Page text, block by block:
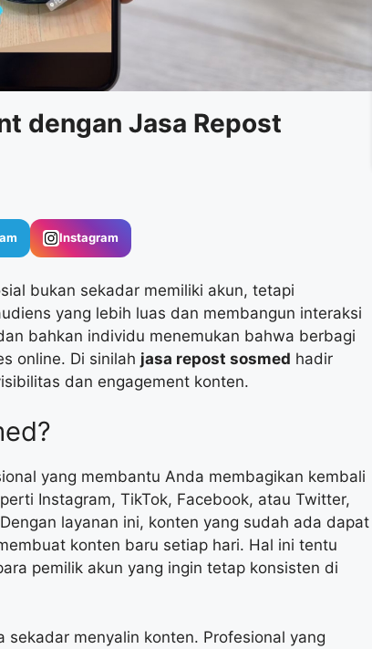
dengan Jasa Repost
Instagram
bukan sekadar memiliki akun, tetapi
yang lebih luas dan membangun interaksi
bahkan individu menemukan bahwa berbagi
online. Di sinilah jasa repost sosmed hadir
dan engagement konten.
yang membantu Anda membagikan kembali
Instagram, TikTok, Facebook, atau Twitter,
layanan ini, konten yang sudah ada dapat
konten baru setiap hari. Hal ini tentu
pemilik akun yang ingin tetap konsisten di
sekadar menyalin konten. Profesional yang